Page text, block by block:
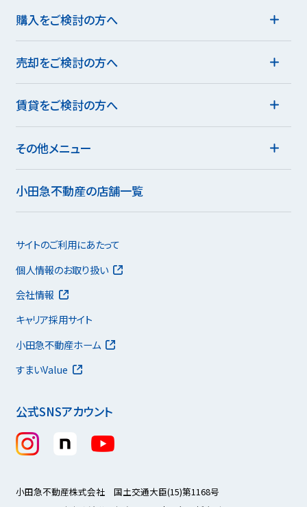
購入をご検討の方へ
売却をご検討の方へ
賃貸をご検討の方へ
その他メニュー
小田急不動産の店舗一覧
公式SNSアカウント
サイトのご利用にあたって
個人情報のお取り扱い
会社情報
キャリア採用サイト
小田急不動産ホーム
すまいValue
小田急不動産株式会社 国土交通大臣(15)第1168号